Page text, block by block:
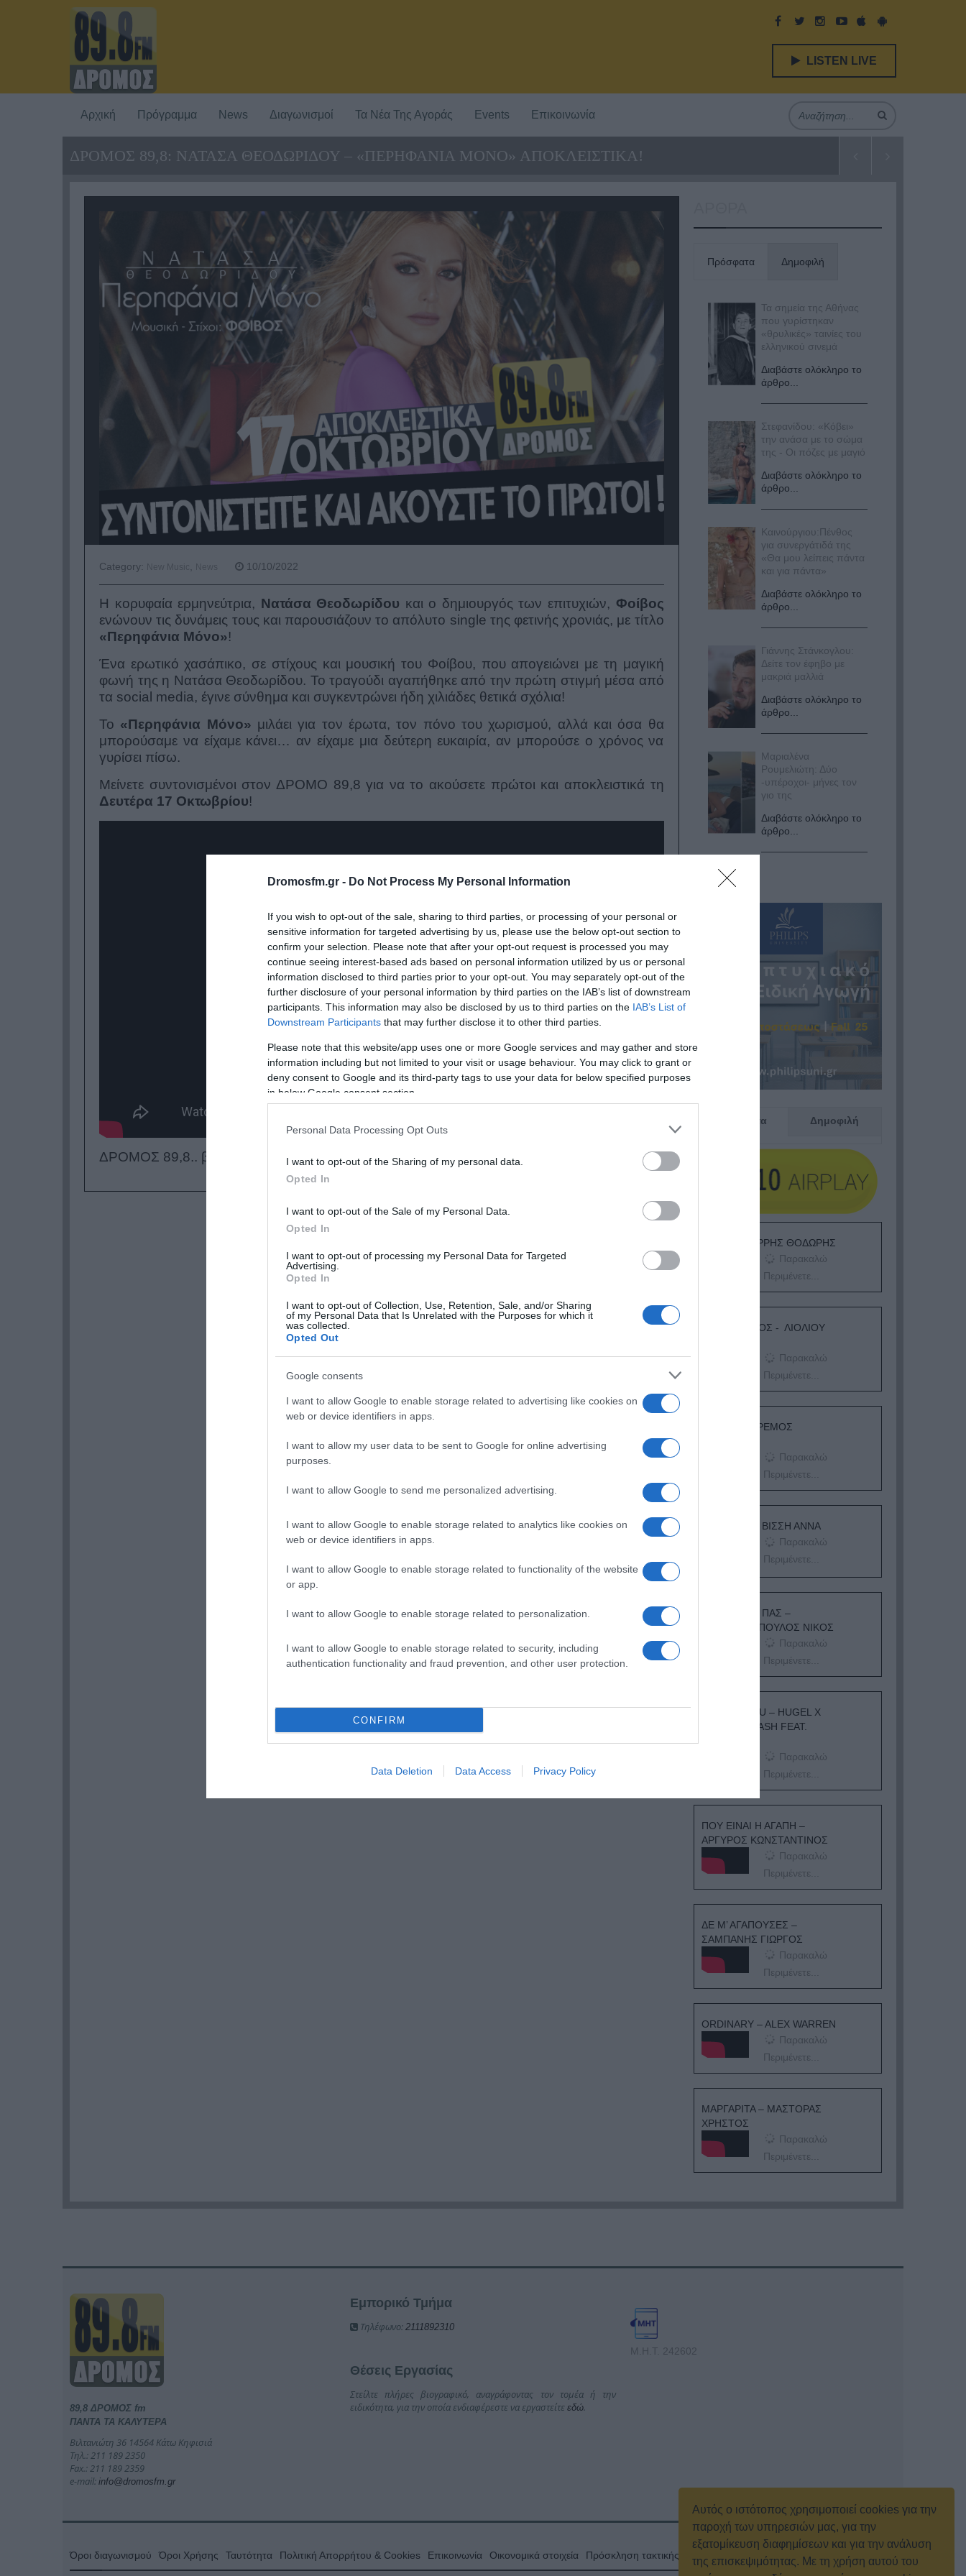
Αυτός ο ιστότοπος χρησιμοποιεί cookies για την
παροχή των υπηρεσιών μας, για την
εξατομίκευση διαφημίσεων και για την ανάλυση
της επισκεψιμότητας. Με τη χρήση αυτού του
Dromosfm.gr - Do Not Process My Personal Information
If you wish to opt-out of the sale, sharing to third parties, or processing of your personal or
sensitive information for targeted advertising by us, please use the below opt-out section to
confirm your selection. Please note that after your opt-out request is processed you may
continue seeing interest-based ads based on personal information utilized by us or personal
information disclosed to third parties prior to your opt-out. You may separately opt-out of the
further disclosure of your personal information by third parties on the IAB’s list of downstream
participants. This information may also be disclosed by us to third parties on the IAB’s List of
Downstream Participants that may further disclose it to other third parties.
Please note that this website/app uses one or more Google services and may gather and store
information including but not limited to your visit or usage behaviour. You may click to grant or
deny consent to Google and its third-party tags to use your data for below specified purposes
in below Google consent section.
Personal Data Processing Opt Outs
I want to opt-out of the Sharing of my personal data.
Opted In
I want to opt-out of the Sale of my Personal Data.
Opted In
I want to opt-out of processing my Personal Data for Targeted
Advertising.
Opted In
I want to opt-out of Collection, Use, Retention, Sale, and/or Sharing
of my Personal Data that Is Unrelated with the Purposes for which it
was collected.
Opted Out
Google consents
I want to allow Google to enable storage related to advertising like cookies on
web or device identifiers in apps.
I want to allow my user data to be sent to Google for online advertising
purposes.
I want to allow Google to send me personalized advertising.
I want to allow Google to enable storage related to analytics like cookies on
web or device identifiers in apps.
I want to allow Google to enable storage related to functionality of the website
or app.
I want to allow Google to enable storage related to personalization.
I want to allow Google to enable storage related to security, including
authentication functionality and fraud prevention, and other user protection.
CONFIRM
Data Deletion Data Access Privacy Policy
LISTEN LIVE
Αρχική Πρόγραμμα News Διαγωνισμοί Τα Νέα Της Αγοράς Events Επικοινωνία
ΔΡΟΜΟΣ 89,8: ΝΑΤΑΣΑ ΘΕΟΔΩΡΙΔΟΥ – «ΠΕΡΗΦΑΝΙΑ ΜΟΝΟ» ΑΠΟΚΛΕΙΣΤΙΚΑ!
Category: New Music , News 10/10/2022
Η κορυφαία ερμηνεύτρια, Νατάσα Θεοδωρίδου και ο δημιουργός των επιτυχιών, Φοίβος
ενώνουν τις δυνάμεις τους και παρουσιάζουν το απόλυτο single της φετινής χρονιάς, με τίτλο
«Περηφάνια Μόνο»!
Ένα ερωτικό χασάπικο, σε στίχους και μουσική του Φοίβου, που απογειώνει με τη μαγική
φωνή της η Νατάσα Θεοδωρίδου. Το τραγούδι αγαπήθηκε από την πρώτη στιγμή μέσα από
τα social media, έγινε σύνθημα και συγκεντρώνει ήδη χιλιάδες θετικά σχόλια!
Το «Περηφάνια Μόνο» μιλάει για τον έρωτα, τον πόνο του χωρισμού, αλλά και όσα θα
μπορούσαμε να είχαμε κάνει… αν είχαμε μια δεύτερη ευκαιρία, αν μπορούσε ο χρόνος να
γυρίσει πίσω.
Μείνετε συντονισμένοι στον ΔΡΟΜΟ 89,8 για να το ακούσετε πρώτοι και αποκλειστικά τη
Δευτέρα 17 Οκτωβρίου!
ΔΡΟΜΟΣ 89,8.. βρες τον ΔΡΟΜΟ σου..
Πρόσφατα Δημοφιλή
Τα σημεία της Αθήνας
που γυρίστηκαν
«θρυλικές» ταινίες του
ελληνικού σινεμά
Διαβάστε ολόκληρο το
άρθρο...
Στεφανίδου: «Κόβει»
την ανάσα με το σώμα
της - Οι πόζες με μαγιό
Διαβάστε ολόκληρο το
άρθρο...
Καινούργιου:Πένθος
για συνεργάτιδά της
«Θα μου λείπεις πάντα
και για πάντα»
Διαβάστε ολόκληρο το
άρθρο...
Γιάννης Στάνκογλου:
Δείτε τον έφηβο με
μακριά μαλλιά
Διαβάστε ολόκληρο το
άρθρο...
Μαριαλένα
Ρουμελιώτη: Δύο
-υπέροχοι- μήνες τον
γιο της
Διαβάστε ολόκληρο το
άρθρο...
Πρόσφατα Δημοφιλή
ΕΙΠΕΣ – ΦΕΡΡΗΣ ΘΟΔΩΡΗΣ
Παρακαλώ
Περιμένετε...
ΛΟΓΑΡΙΑΣΜΟΣ - ΛΙΟΛΙΟΥ
Παρακαλώ
Περιμένετε...
ΔΕΥΤΕΡΑ – ΡΕΜΟΣ
Παρακαλώ
Περιμένετε...
ΕΞΑΙΡΕΣΗ – ΒΙΣΣΗ ΑΝΝΑ
Παρακαλώ
Περιμένετε...
ΟΠΟΥ ΚΙ ΑΝ ΠΑΣ –
ΟΙΚΟΝΟΜΟΠΟΥΛΟΣ ΝΙΚΟΣ
Παρακαλώ
Περιμένετε...
I ADORE YOU – HUGEL X
TOPIC X ARASH FEAT.
Παρακαλώ
Περιμένετε...
ΠΟΥ ΕΙΝΑΙ Η ΑΓΑΠΗ –
ΑΡΓΥΡΟΣ ΚΩΝΣΤΑΝΤΙΝΟΣ
Παρακαλώ
Περιμένετε...
ΔΕ Μ’ ΑΓΑΠΟΥΣΕΣ –
ΣΑΜΠΑΝΗΣ ΓΙΩΡΓΟΣ
Παρακαλώ
Περιμένετε...
ORDINARY – ALEX WARREN
Παρακαλώ
Περιμένετε...
ΜΑΡΓΑΡΙΤΑ – ΜΑΣΤΟΡΑΣ
ΧΡΗΣΤΟΣ
Παρακαλώ
Περιμένετε...
89,8 ΔΡΟΜΟΣ fm
ΠΑΝΤΑ ΤΑ ΚΑΛΥΤΕΡΑ
Βιλτανιώτη 36 14564 Κάτω Κηφισιά
Τηλ.: 211 189 2350
Fax.: 211 189 2359
e-mail: info@dromosfm.gr
Εμπορικό Τμήμα
Τηλέφωνο: 2111892310
Θέσεις Εργασίας
Στείλτε πλήρες βιογραφικό, αναγράφοντας τον τομέα ή την
ειδικότητα, για την οποία ενδιαφέρεστε να εργαστείτε εδώ
Μ.Η.Τ. 242602
Όροι διαγωνισμού Όροι Χρήσης Ταυτότητα Πολιτική Απορρήτου & Cookies Επικοινωνία Οικονομικά στοιχεία Πρόσκληση τακτικής γενικής συνέλευσης Κρατική Διαφήμιση